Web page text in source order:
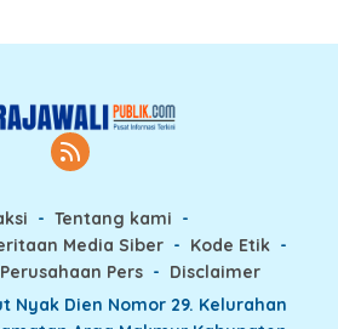
Tentang kami
Media Siber
Kode Etik
Pers
Disclaimer
Nyak Dien Nomor 29. Kelurahan